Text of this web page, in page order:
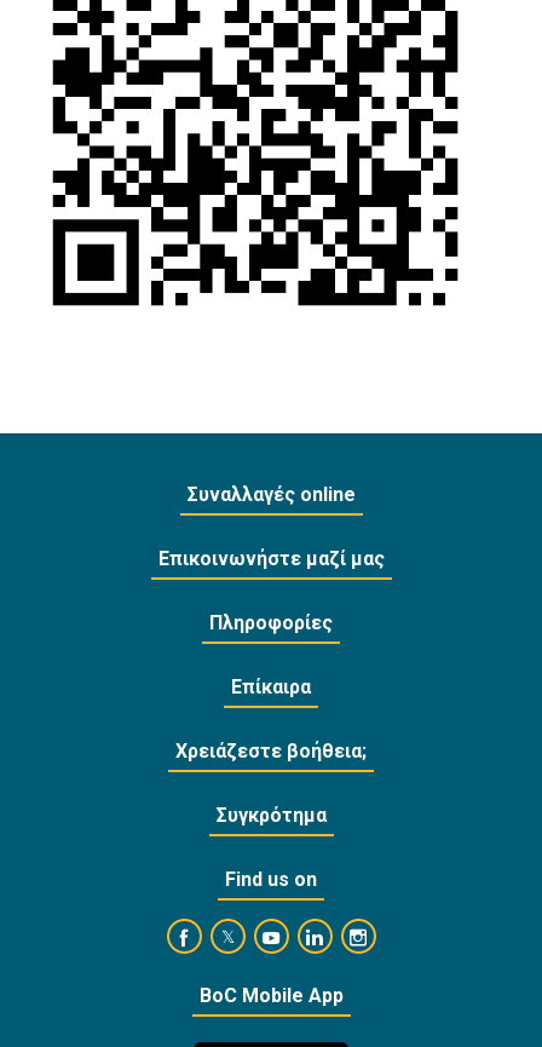
Συναλλαγές online
Επικοινωνήστε μαζί μας
Πληροφορίες
Επίκαιρα
Χρειάζεστε βοήθεια;
Συγκρότημα
Find us on
https://www.facebook.com/
https://twitter.com/bankofcyprus_
https://www.youtube.com/user/
https://www.linkedin.com/
https://
BoC Mobile App